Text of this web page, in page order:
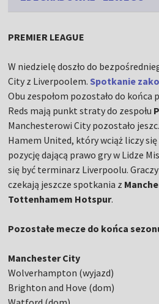
PREMIER LEAGUE
W niedzielę doszło do
City z Liverpoolem. Spotkanie
Obu zespołom pozostało do końca
Reds mają punkt straty do zespołu
Manchesterowi City pozostało
Hamem United, który wciąż liczy
pozycję dającą prawo gry w Lidze
się być terminarz Liverpoolu. Graczy
czekają jeszcze spotkania z
Tottenhamem Hotspur.
Pozostałe mecze do końca
Manchester City
Wolverhampton (wyjazd)
Brighton and Hove (dom)